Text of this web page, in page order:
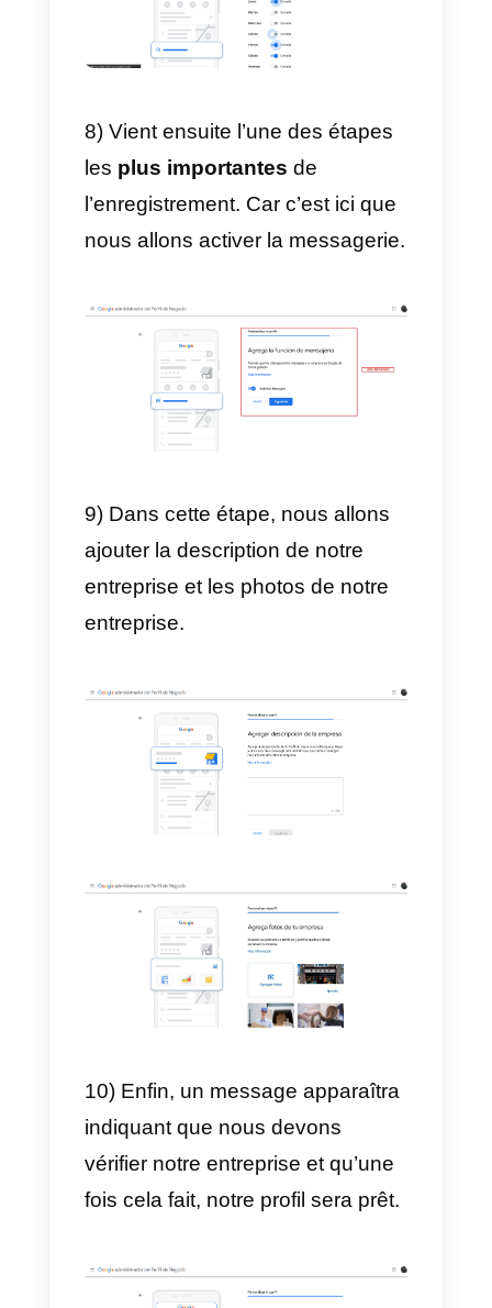
6) Nous ajoutons également
toutes les informations de contact
de l’entreprise. Nous cliquons sur
« Suivant » et choisissons
les mises à jour de Google.
7) Ensuite, nous entrerons notre
adresse postale. Il est
généralement demandé de
après avoir cliqué sur suivant.